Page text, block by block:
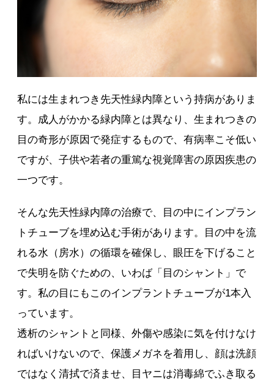
私には生まれつき先天性緑内障という持病がありま
す。成人がかかる緑内障とは異なり、生まれつきの
目の奇形が原因で発症するもので、有病率こそ低い
ですが、子供や若者の重篤な視覚障害の原因疾患の
一つです。
そんな先天性緑内障の治療で、目の中にインプラン
トチューブを埋め込む手術があります。目の中を流
れる水（房水）の循環を確保し、眼圧を下げること
で失明を防ぐための、いわば「目のシャント」で
す。私の目にもこのインプラントチューブが1本入
っています。
透析のシャントと同様、外傷や感染に気を付けなけ
ればいけないので、保護メガネを着用し、顔は洗顔
ではなく清拭で済ませ、目ヤニは消毒綿でふき取る